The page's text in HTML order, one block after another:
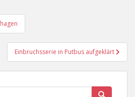
Einbruchsserie in Putbus aufgeklärt